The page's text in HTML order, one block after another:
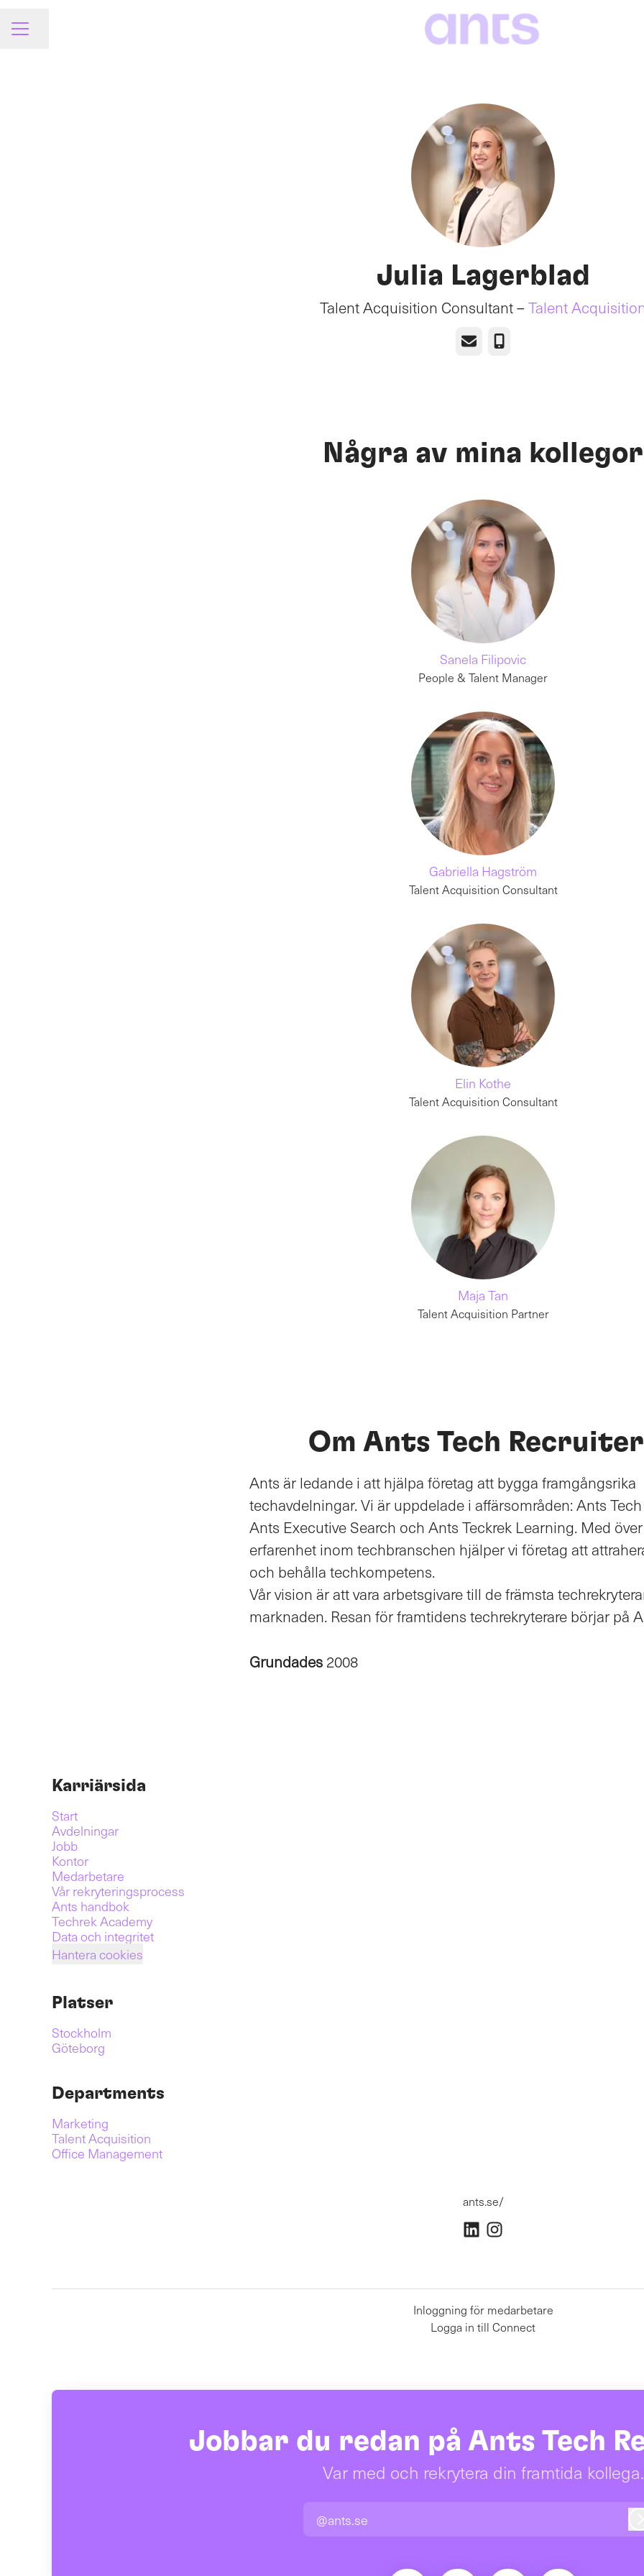
KARRIÄRMENY
Dela sidan
Julia Lagerblad
Talent Acquisition Consultant –Talent
E-post Telefon
Några av mina kollegor
Sanela Filipovic
People & Talent Manager
Gabriella Hagström
Talent Acquisition Consultant
Elin Kothe
Talent Acquisition Consultant
Maja Tan
Talent Acquisition Partner
Om Ants Tech
Ants är ledande i att hjälpa företag att bygga framgångsrika
techavdelningar. Vi är uppdelade i affärsområden: Ants
Ants Executive Search och Ants Teckrek Learning. Med
erfarenhet inom techbranschen hjälper vi företag att
och behålla techkompetens.
Vår vision är att vara arbetsgivare till de främsta
marknaden. Resan för framtidens techrekryterare börjar på
Grundades2008
Karriärsida
Start
Avdelningar
Jobb
Kontor
Medarbetare
Vår rekryteringsprocess
Ants handbok
Techrek Academy
Data och integritet
Hantera cookies
Platser
Stockholm
Göteborg
Departments
Marketing
Talent Acquisition
Office Management
ants.se/
Inloggning för medarbetare
Logga in till Connect
Jobbar du redan på Ants Tech
Var med och rekrytera din framtida kollega.
@ants.se